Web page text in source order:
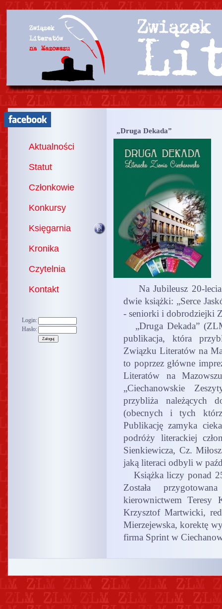
Aktualności
Statut
Członkowie
Konkursy
Księgarnia
Kronika
Czytelnia
Kontakt
Login:
Hasło:
„Druga Dekada”
Na Jubileusz 20-lecia
dwie książki: „Serce
- seniorki i dobrodziejki
„Druga Dekada”
publikacja, która
Związku Literatów na
to poprzez główne
Literatów na
„Ciechanowskie
przybliża należących
(obecnych i tych
Publikację zamyka
podróży literackiej
Sienkiewicza, Cz.
jaką literaci odbyli w
Książka liczy ponad
Została
kierownictwem Teresy
Krzysztof Martwicki,
Mierzejewska, korektę
firma Sprint w